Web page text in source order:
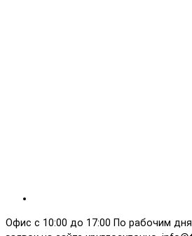
Офис с 10:00 до 17:00 По рабочим